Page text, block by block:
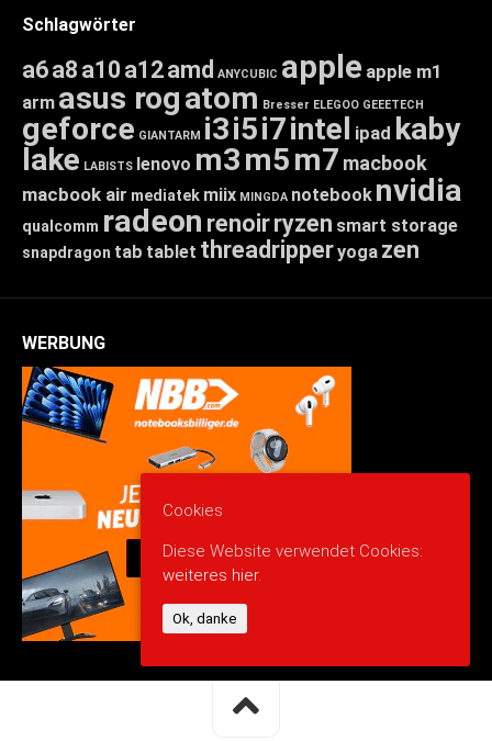
Schlagwörter
a6a8 a10 a12amd ANYCUBIC apple apple m1
arm asus rogatom Bresser ELEGOO GEEETECH
geforce GIANTARM i3i5i7intel ipad kaby
lake LABISTS lenovo m3m5m7 macbook
macbook air mediatek miix MINGDA notebook nvidia
qualcomm radeon renoirryzen smart storage
snapdragon tab tablet threadripperyoga zen
WERBUNG
Cookies
Diese Website verwendet Cookies:
weiteres hier.
Ok, danke